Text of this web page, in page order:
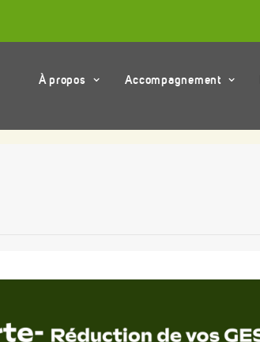
À propos Accompagnement